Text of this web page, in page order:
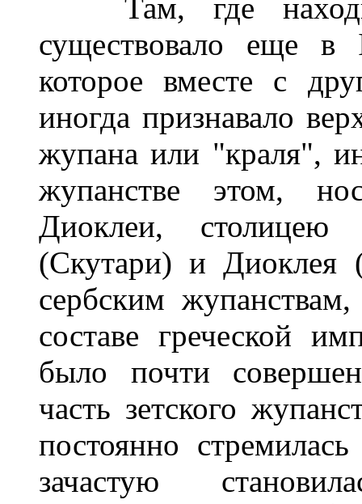
Там, где
существовало еще в
которое вместе с
иногда признавало
жупана или "краля",
жупанстве этом,
Диоклеи,
(Скутари) и Диоклея
сербским
составе греческой
было почти
часть зетского
постоянно
зачастую